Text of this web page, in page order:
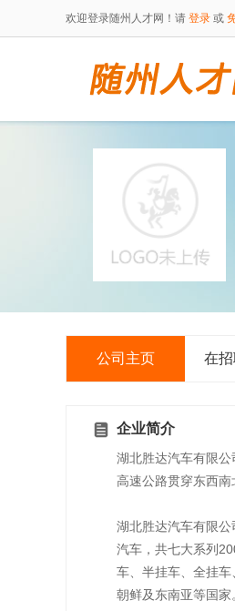
欢迎登录随州人才网！请 登录 或
公司主页 在
企业简介
湖北胜达汽车有限
高速公路贯穿东西南
湖北胜达汽车有限
汽车，共七大系列
车、半挂车、全挂
朝鲜及东南亚等国家